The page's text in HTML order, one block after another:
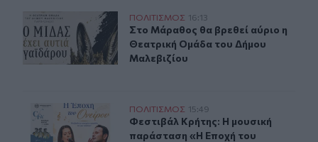
Στο Μάραθος θα βρεθεί αύριο η Θεατρική Ομάδα του
ΠΟΛΙΤΙΣΜΟΣ 16:13
Στο Μάραθος θα βρεθεί αύριο η
Στο Μάραθος θα βρεθεί αύριο η
Θεατρική Ομάδα του Δήμου
Μαλεβιζίου
Φεστιβάλ Κρήτης: Η μουσική παράσταση «Η Εποχή
ΠΟΛΙΤΙΣΜΟΣ 15:49
Φεστιβάλ Κρήτης: Η μουσική
Φεστιβάλ Κρήτης: Η μουσική
παράσταση «Η Εποχή του